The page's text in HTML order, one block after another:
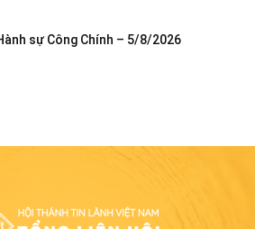
sự Công Chính – 5/8/2026